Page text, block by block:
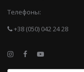
Телефоны:
+38 (050) 042 24 28